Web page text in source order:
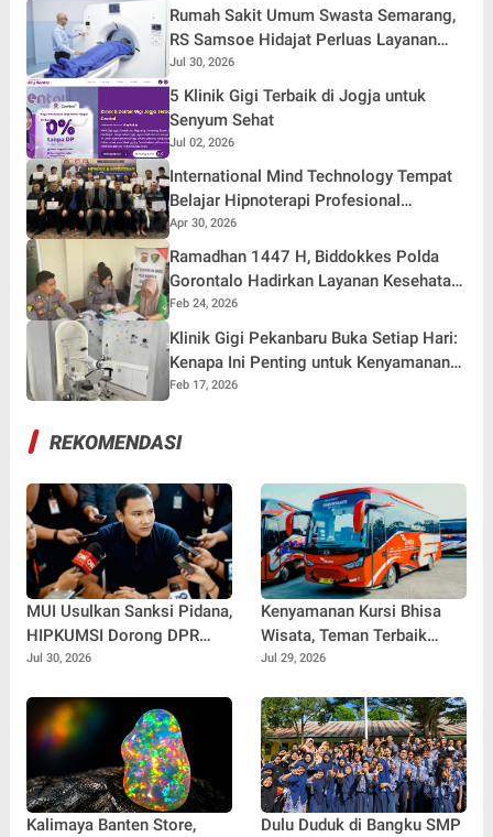
Rumah Sakit Umum Swasta Semarang,
RS Samsoe Hidajat Perluas Layanan
Kesehatan
Jul 30, 2026
5 Klinik Gigi Terbaik di Jogja untuk
Senyum Sehat
Jul 02, 2026
International Mind Technology Tempat
Belajar Hipnoterapi Profesional
Bersertifikat Resmi
Apr 30, 2026
Ramadhan 1447 H, Biddokkes Polda
Gorontalo Hadirkan Layanan Kesehatan
Gratis
Feb 24, 2026
Klinik Gigi Pekanbaru Buka Setiap Hari:
Kenapa Ini Penting untuk Kenyamanan
dan Kesehatan Anda?
Feb 17, 2026
REKOMENDASI
MUI Usulkan Sanksi Pidana,
HIPKUMSI Dorong DPR
Segera Bertindak
Jul 30, 2026
Kenyamanan Kursi Bhisa
Wisata, Teman Terbaik
untuk Perjalanan Jauh
Jul 29, 2026
Kalimaya Banten Store,
Dulu Duduk di Bangku SMP